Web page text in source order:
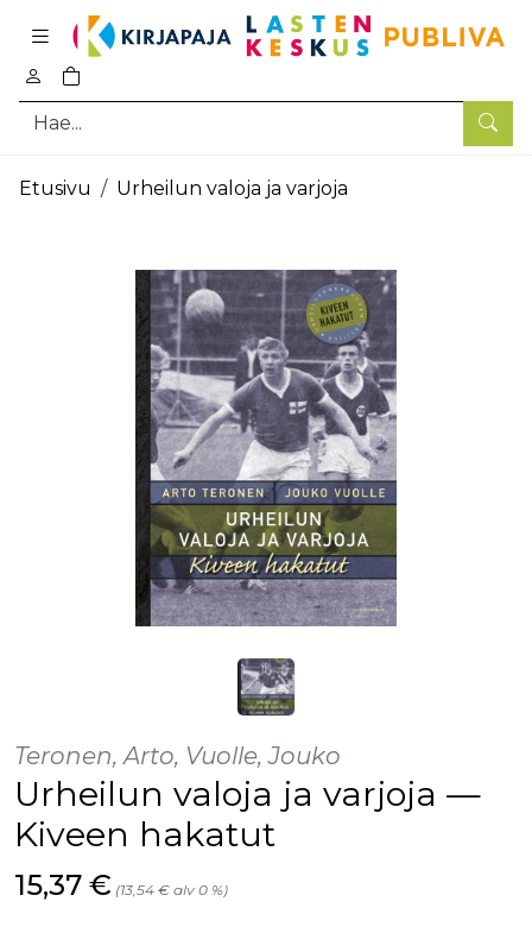
Hae
0
tuotetta ostoskorissa
Pääsisältö
Etusivu Urheilun valoja ja varjoja
Teronen, Arto, Vuolle, Jouko
Urheilun valoja ja varjoja —
Kiveen hakatut
Hinta nyt
15,37 € (13,54 € alv 0 %)